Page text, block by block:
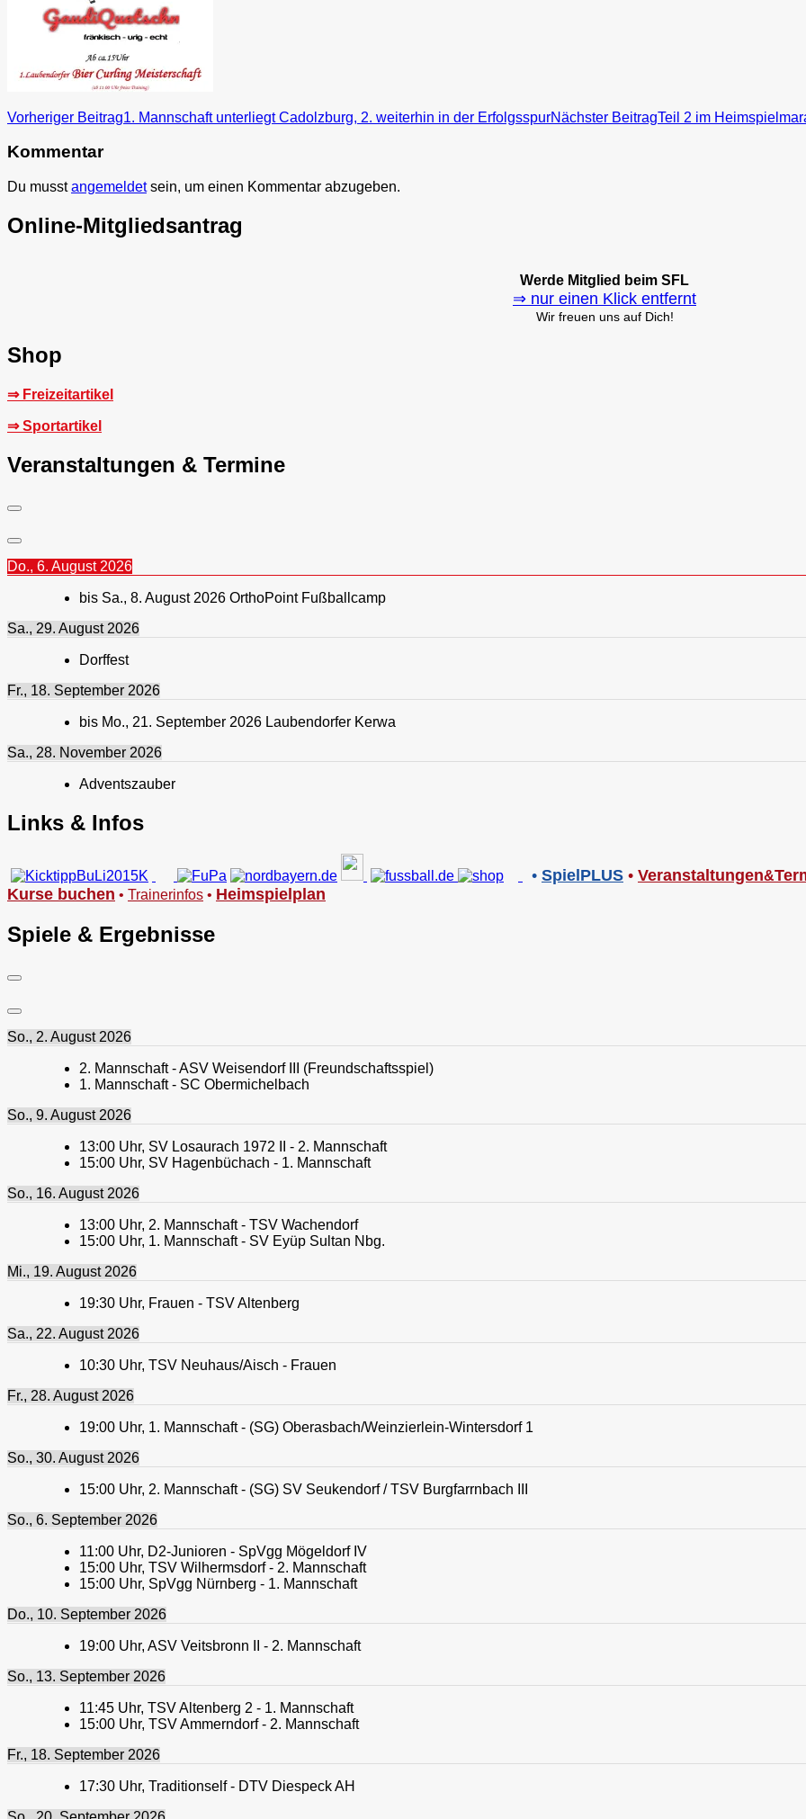
Beitragsnavigation
Vorheriger Beitrag1. Mannschaft unterliegt Cadolzburg, 2. weiterhin in der ErfolgsspurNächster BeitragTeil 2 im
Kommentar
Du musstangemeldetsein, um einen Kommentar abzugeben.
Online-Mitgliedsantrag
Werde Mitglied beim SFL
⇒ nur einen Klick entfernt
Wir freuen uns auf Dich!
Shop
⇒ Freizeitartikel
⇒ Sportartikel
Veranstaltungen & Termine
Do., 6. August 2026
bis Sa., 8. August 2026 OrthoPoint Fußballcamp
Sa., 29. August 2026
Dorffest
Fr., 18. September 2026
bis Mo., 21. September 2026 Laubendorfer Kerwa
Sa., 28. November 2026
Adventszauber
Links & Infos
• SpielPLUS • Veranstaltungen&
Kurse buchen • Trainerinfos • Heimspielplan
Spiele & Ergebnisse
So., 2. August 2026
2. Mannschaft - ASV Weisendorf III (Freundschaftsspiel)
1. Mannschaft - SC Obermichelbach
So., 9. August 2026
13:00 Uhr, SV Losaurach 1972 II - 2. Mannschaft
15:00 Uhr, SV Hagenbüchach - 1. Mannschaft
So., 16. August 2026
13:00 Uhr, 2. Mannschaft - TSV Wachendorf
15:00 Uhr, 1. Mannschaft - SV Eyüp Sultan Nbg.
Mi., 19. August 2026
19:30 Uhr, Frauen - TSV Altenberg
Sa., 22. August 2026
10:30 Uhr, TSV Neuhaus/Aisch - Frauen
Fr., 28. August 2026
19:00 Uhr, 1. Mannschaft - (SG) Oberasbach/Weinzierlein-Wintersdorf 1
So., 30. August 2026
15:00 Uhr, 2. Mannschaft - (SG) SV Seukendorf / TSV Burgfarrnbach III
So., 6. September 2026
11:00 Uhr, D2-Junioren - SpVgg Mögeldorf IV
15:00 Uhr, TSV Wilhermsdorf - 2. Mannschaft
15:00 Uhr, SpVgg Nürnberg - 1. Mannschaft
Do., 10. September 2026
19:00 Uhr, ASV Veitsbronn II - 2. Mannschaft
So., 13. September 2026
11:45 Uhr, TSV Altenberg 2 - 1. Mannschaft
15:00 Uhr, TSV Ammerndorf - 2. Mannschaft
Fr., 18. September 2026
17:30 Uhr, Traditionself - DTV Diespeck AH